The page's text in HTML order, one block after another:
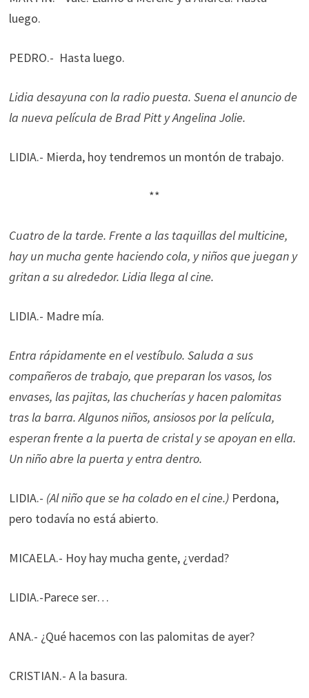
luego.
PEDRO.- Hasta luego.
Lidia desayuna con la radio puesta. Suena el anuncio de
la nueva película de Brad Pitt y Angelina Jolie.
LIDIA.- Mierda, hoy tendremos un montón de trabajo.
**
Cuatro de la tarde. Frente a las taquillas del multicine,
hay un mucha gente haciendo cola, y niños que juegan y
gritan a su alrededor. Lidia llega al cine.
LIDIA.- Madre mía.
Entra rápidamente en el vestíbulo. Saluda a sus
compañeros de trabajo, que preparan los vasos, los
envases, las pajitas, las chucherías y hacen palomitas
tras la barra. Algunos niños, ansiosos por la película,
esperan frente a la puerta de cristal y se apoyan en ella.
Un niño abre la puerta y entra dentro.
LIDIA.- (Al niño que se ha colado en el cine.) Perdona,
pero todavía no está abierto.
MICAELA.- Hoy hay mucha gente, ¿verdad?
LIDIA.-Parece ser…
ANA.- ¿Qué hacemos con las palomitas de ayer?
CRISTIAN.- A la basura.